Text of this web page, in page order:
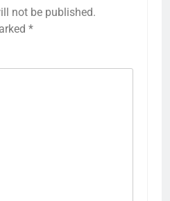
not be published.
*